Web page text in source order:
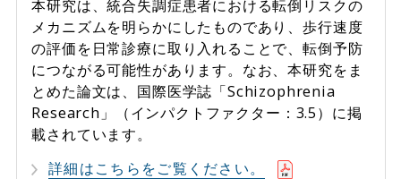
本研究は、統合失調症患者における転倒リスクの
メカニズムを明らかにしたものであり、歩行速度
の評価を日常診療に取り入れることで、転倒予防
につながる可能性があります。なお、本研究をま
とめた論文は、国際医学誌「Schizophrenia
Research」（インパクトファクター：3.5）に掲
載されています。
詳細はこちらをご覧ください。